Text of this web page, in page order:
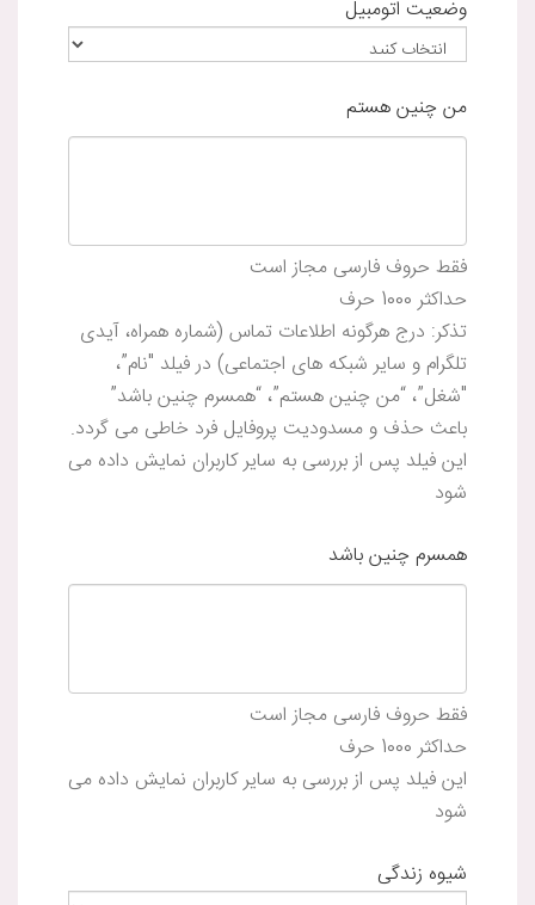
وضعیت اتومبیل
من چنین هستم
فقط حروف فارسی مجاز است
حداکثر 1000 حرف
تذکر: درج هرگونه اطلاعات تماس (شماره همراه، آیدی
تلگرام و سایر شبکه های اجتماعی) در فیلد "نام”،
"شغل”، “من چنین هستم”، “همسرم چنین باشد”
باعث حذف و مسدودیت پروفایل فرد خاطی می گردد.
این فیلد پس از بررسی به سایر کاربران نمایش داده می
شود
همسرم چنین باشد
فقط حروف فارسی مجاز است
حداکثر 1000 حرف
این فیلد پس از بررسی به سایر کاربران نمایش داده می
شود
شیوه زندگی